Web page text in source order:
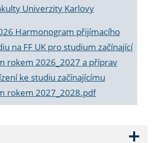
Univerzity Karlovy
Harmonogram přijímacího
na FF UK pro studium začínající
rokem 2026_2027 a příprav
ke studiu začínajícímu
rokem 2027_2028.pdf